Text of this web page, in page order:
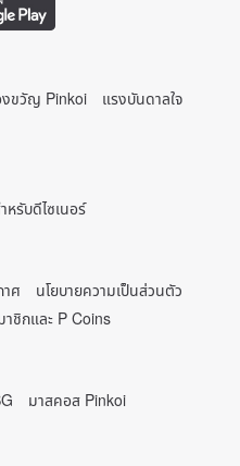
ขวัญ Pinkoi
แรงบันดาลใจ
หรับดีไซเนอร์
าศ
นโยบายความเป็นส่วนตัว
าชิกและ P Coins
มาสคอส Pinkoi